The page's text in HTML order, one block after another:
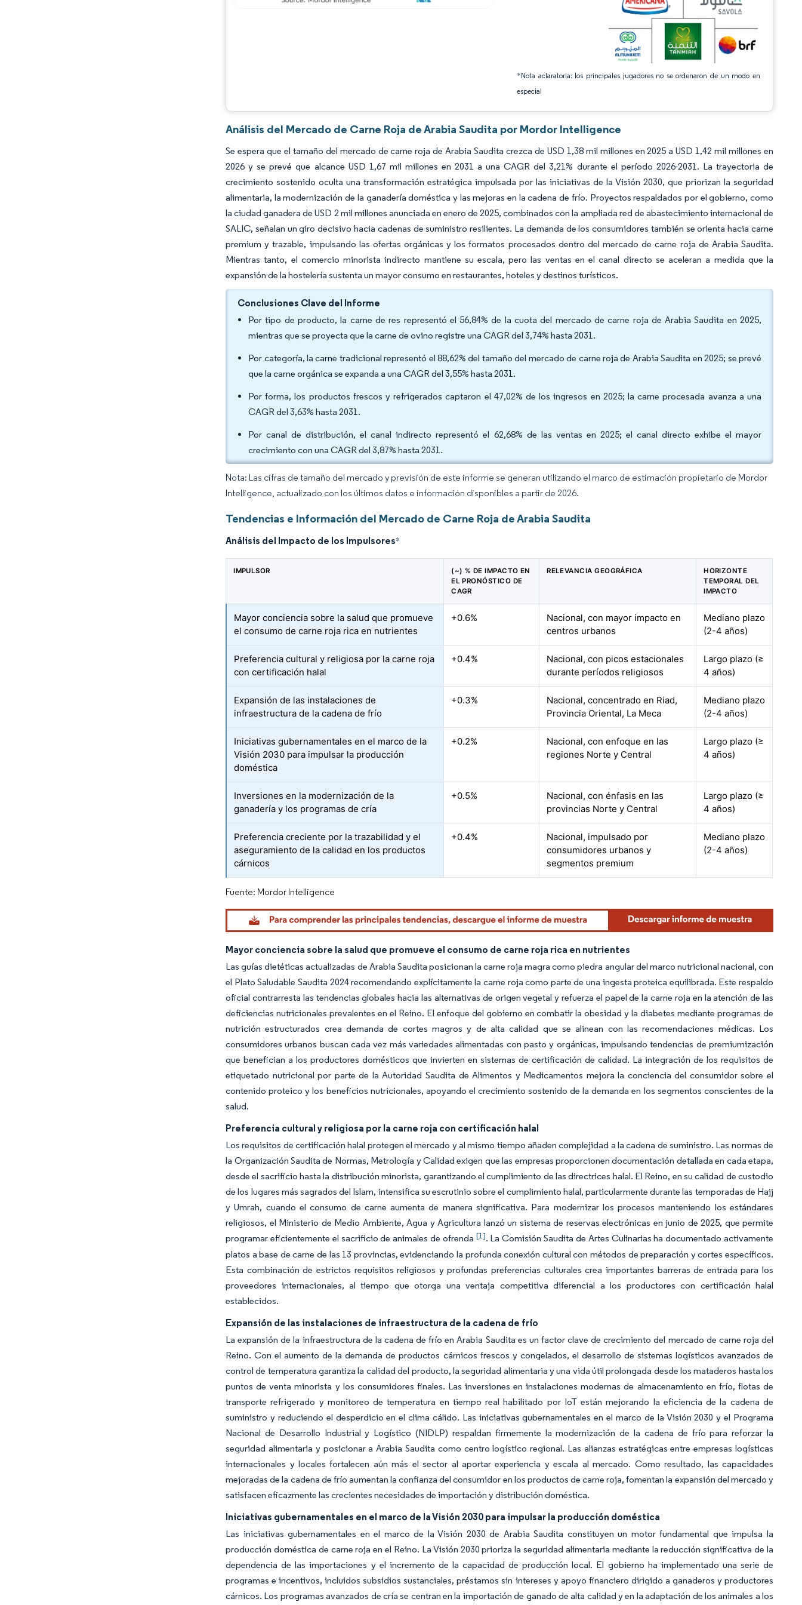
*Nota aclaratoria: los principales jugadores no se ordenaron de un modo en
especial
Análisis del Mercado de Carne Roja de Arabia Saudita por Mordor Intelligence
Se espera que el tamaño del mercado de carne roja de Arabia Saudita crezca de USD 1,38 mil millones en 2025 a USD 1,42 mil millones en
2026 y se prevé que alcance USD 1,67 mil millones en 2031 a una CAGR del 3,21% durante el período 2026-2031. La trayectoria de
crecimiento sostenido oculta una transformación estratégica impulsada por las iniciativas de la Visión 2030, que priorizan la seguridad
alimentaria, la modernización de la ganadería doméstica y las mejoras en la cadena de frío. Proyectos respaldados por el gobierno, como
la ciudad ganadera de USD 2 mil millones anunciada en enero de 2025, combinados con la ampliada red de abastecimiento internacional de
SALIC, señalan un giro decisivo hacia cadenas de suministro resilientes. La demanda de los consumidores también se orienta hacia carne
premium y trazable, impulsando las ofertas orgánicas y los formatos procesados dentro del mercado de carne roja de Arabia Saudita.
Mientras tanto, el comercio minorista indirecto mantiene su escala, pero las ventas en el canal directo se aceleran a medida que la
expansión de la hostelería sustenta un mayor consumo en restaurantes, hoteles y destinos turísticos.
Conclusiones Clave del Informe
Por tipo de producto, la carne de res representó el 56,84% de la cuota del mercado de carne roja de Arabia Saudita en 2025,
mientras que se proyecta que la carne de ovino registre una CAGR del 3,74% hasta 2031.
Por categoría, la carne tradicional representó el 88,62% del tamaño del mercado de carne roja de Arabia Saudita en 2025; se prevé
que la carne orgánica se expanda a una CAGR del 3,55% hasta 2031.
Por forma, los productos frescos y refrigerados captaron el 47,02% de los ingresos en 2025; la carne procesada avanza a una
CAGR del 3,63% hasta 2031.
Por canal de distribución, el canal indirecto representó el 62,68% de las ventas en 2025; el canal directo exhibe el mayor
crecimiento con una CAGR del 3,87% hasta 2031.
Nota: Las cifras de tamaño del mercado y previsión de este informe se generan utilizando el marco de estimación propietario de Mordor
Intelligence, actualizado con los últimos datos e información disponibles a partir de 2026.
Tendencias e Información del Mercado de Carne Roja de Arabia Saudita
Análisis del Impacto de los Impulsores*
IMPULSOR
(~) % DE IMPACTO EN
EL PRONÓSTICO DE
CAGR
RELEVANCIA GEOGRÁFICA
HORIZONTE
TEMPORAL DEL
IMPACTO
Mayor conciencia sobre la salud que promueve
el consumo de carne roja rica en nutrientes
+0.6%
Nacional, con mayor impacto en
centros urbanos
Mediano plazo
(2-4 años)
Preferencia cultural y religiosa por la carne roja
con certificación halal
+0.4%
Nacional, con picos estacionales
durante períodos religiosos
Largo plazo (≥
4 años)
Expansión de las instalaciones de
infraestructura de la cadena de frío
+0.3%
Nacional, concentrado en Riad,
Provincia Oriental, La Meca
Mediano plazo
(2-4 años)
Iniciativas gubernamentales en el marco de la
Visión 2030 para impulsar la producción
doméstica
+0.2%
Nacional, con enfoque en las
regiones Norte y Central
Largo plazo (≥
4 años)
Inversiones en la modernización de la
ganadería y los programas de cría
+0.5%
Nacional, con énfasis en las
provincias Norte y Central
Largo plazo (≥
4 años)
Preferencia creciente por la trazabilidad y el
aseguramiento de la calidad en los productos
cárnicos
+0.4%
Nacional, impulsado por
consumidores urbanos y
segmentos premium
Mediano plazo
(2-4 años)
Fuente: Mordor Intelligence
Mayor conciencia sobre la salud que promueve el consumo de carne roja rica en nutrientes
Las guías dietéticas actualizadas de Arabia Saudita posicionan la carne roja magra como piedra angular del marco nutricional nacional, con
el Plato Saludable Saudita 2024 recomendando explícitamente la carne roja como parte de una ingesta proteica equilibrada. Este respaldo
oficial contrarresta las tendencias globales hacia las alternativas de origen vegetal y refuerza el papel de la carne roja en la atención de las
deficiencias nutricionales prevalentes en el Reino. El enfoque del gobierno en combatir la obesidad y la diabetes mediante programas de
nutrición estructurados crea demanda de cortes magros y de alta calidad que se alinean con las recomendaciones médicas. Los
consumidores urbanos buscan cada vez más variedades alimentadas con pasto y orgánicas, impulsando tendencias de premiumización
que benefician a los productores domésticos que invierten en sistemas de certificación de calidad. La integración de los requisitos de
etiquetado nutricional por parte de la Autoridad Saudita de Alimentos y Medicamentos mejora la conciencia del consumidor sobre el
contenido proteico y los beneficios nutricionales, apoyando el crecimiento sostenido de la demanda en los segmentos conscientes de la
salud.
Preferencia cultural y religiosa por la carne roja con certificación halal
Los requisitos de certificación halal protegen el mercado y al mismo tiempo añaden complejidad a la cadena de suministro. Las normas de
la Organización Saudita de Normas, Metrología y Calidad exigen que las empresas proporcionen documentación detallada en cada etapa,
desde el sacrificio hasta la distribución minorista, garantizando el cumplimiento de las directrices halal. El Reino, en su calidad de custodio
de los lugares más sagrados del Islam, intensifica su escrutinio sobre el cumplimiento halal, particularmente durante las temporadas de Hajj
y Umrah, cuando el consumo de carne aumenta de manera significativa. Para modernizar los procesos manteniendo los estándares
religiosos, el Ministerio de Medio Ambiente, Agua y Agricultura lanzó un sistema de reservas electrónicas en junio de 2025, que permite
programar eficientemente el sacrificio de animales de ofrenda [1]. La Comisión Saudita de Artes Culinarias ha documentado activamente
platos a base de carne de las 13 provincias, evidenciando la profunda conexión cultural con métodos de preparación y cortes específicos.
Esta combinación de estrictos requisitos religiosos y profundas preferencias culturales crea importantes barreras de entrada para los
proveedores internacionales, al tiempo que otorga una ventaja competitiva diferencial a los productores con certificación halal
establecidos.
Expansión de las instalaciones de infraestructura de la cadena de frío
La expansión de la infraestructura de la cadena de frío en Arabia Saudita es un factor clave de crecimiento del mercado de carne roja del
Reino. Con el aumento de la demanda de productos cárnicos frescos y congelados, el desarrollo de sistemas logísticos avanzados de
control de temperatura garantiza la calidad del producto, la seguridad alimentaria y una vida útil prolongada desde los mataderos hasta los
puntos de venta minorista y los consumidores finales. Las inversiones en instalaciones modernas de almacenamiento en frío, flotas de
transporte refrigerado y monitoreo de temperatura en tiempo real habilitado por IoT están mejorando la eficiencia de la cadena de
suministro y reduciendo el desperdicio en el clima cálido. Las iniciativas gubernamentales en el marco de la Visión 2030 y el Programa
Nacional de Desarrollo Industrial y Logístico (NIDLP) respaldan firmemente la modernización de la cadena de frío para reforzar la
seguridad alimentaria y posicionar a Arabia Saudita como centro logístico regional. Las alianzas estratégicas entre empresas logísticas
internacionales y locales fortalecen aún más el sector al aportar experiencia y escala al mercado. Como resultado, las capacidades
mejoradas de la cadena de frío aumentan la confianza del consumidor en los productos de carne roja, fomentan la expansión del mercado y
satisfacen eficazmente las crecientes necesidades de importación y distribución doméstica.
Iniciativas gubernamentales en el marco de la Visión 2030 para impulsar la producción doméstica
Las iniciativas gubernamentales en el marco de la Visión 2030 de Arabia Saudita constituyen un motor fundamental que impulsa la
producción doméstica de carne roja en el Reino. La Visión 2030 prioriza la seguridad alimentaria mediante la reducción significativa de la
dependencia de las importaciones y el incremento de la capacidad de producción local. El gobierno ha implementado una serie de
programas e incentivos, incluidos subsidios sustanciales, préstamos sin intereses y apoyo financiero dirigido a ganaderos y productores
cárnicos. Los programas avanzados de cría se centran en la importación de ganado de alta calidad y en la adaptación de los animales a los